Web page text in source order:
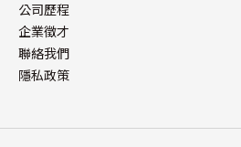
公司歷程
企業徵才
聯絡我們
隱私政策